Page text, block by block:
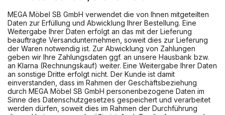
MEGA Möbel SB GmbH verwendet die von Ihnen mitgeteilten
Daten zur Erfüllung und Abwicklung Ihrer Bestellung. Eine
Weitergabe Ihrer Daten erfolgt an das mit der Lieferung
beauftragte Versandunternehmen, soweit dies zur Lieferung
der Waren notwendig ist. Zur Abwicklung von Zahlungen
geben wir Ihre Zahlungsdaten ggf. an unsere Hausbank bzw.
an Klarna (Rechnungskauf) weiter. Eine Weitergabe Ihrer Daten
an sonstige Dritte erfolgt nicht. Der Kunde ist damit
einverstanden, dass im Rahmen der Geschäftsbeziehung
durch MEGA Möbel SB GmbH personenbezogene Daten im
Sinne des Datenschutzgesetzes gespeichert und verarbeitet
werden dürfen, soweit dies im Rahmen der Durchführung